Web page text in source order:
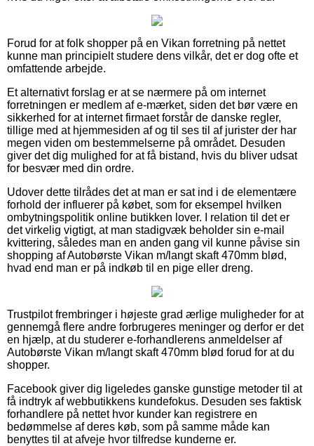
Forud for at folk shopper på en Vikan forretning på nettet
kunne man principielt studere dens vilkår, det er dog ofte et
omfattende arbejde.
Et alternativt forslag er at se nærmere på om internet
forretningen er medlem af e-mærket, siden det bør være en
sikkerhed for at internet firmaet forstår de danske regler,
tillige med at hjemmesiden af og til ses til af jurister der har
megen viden om bestemmelserne på området. Desuden
giver det dig mulighed for at få bistand, hvis du bliver udsat
for besvær med din ordre.
Udover dette tilrådes det at man er sat ind i de elementære
forhold der influerer på købet, som for eksempel hvilken
ombytningspolitik online butikken lover. I relation til det er
det virkelig vigtigt, at man stadigvæk beholder sin e-mail
kvittering, således man en anden gang vil kunne påvise sin
shopping af Autobørste Vikan m/langt skaft 470mm blød,
hvad end man er på indkøb til en pige eller dreng.
Trustpilot frembringer i højeste grad ærlige muligheder for at
gennemgå flere andre forbrugeres meninger og derfor er det
en hjælp, at du studerer e-forhandlerens anmeldelser af
Autobørste Vikan m/langt skaft 470mm blød forud for at du
shopper.
Facebook giver dig ligeledes ganske gunstige metoder til at
få indtryk af webbutikkens kundefokus. Desuden ses faktisk
forhandlere på nettet hvor kunder kan registrere en
bedømmelse af deres køb, som på samme måde kan
benyttes til at afveje hvor tilfredse kunderne er.